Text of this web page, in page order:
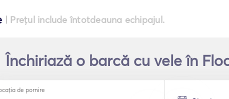
| Prețul include întotdeauna echipajul.
Închiriază o barcă cu vele în
de pornire